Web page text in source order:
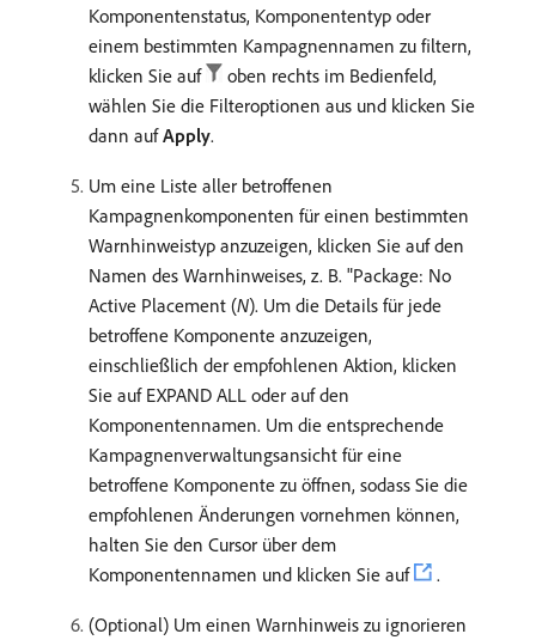
Komponentenstatus, Komponententyp oder
einem bestimmten Kampagnennamen zu filtern,
klicken Sie auf
oben rechts im Bedienfeld,
wählen Sie die Filteroptionen aus und klicken Sie
dann aufApply.
Um eine Liste aller betroffenen
Kampagnenkomponenten für einen bestimmten
Warnhinweistyp anzuzeigen, klicken Sie auf den
Namen des Warnhinweises, z. B. "Package: No
Active Placement (N). Um die Details für jede
betroffene Komponente anzuzeigen,
einschließlich der empfohlenen Aktion, klicken
Sie auf EXPAND ALL oder auf den
Komponentennamen. Um die entsprechende
Kampagnenverwaltungsansicht für eine
betroffene Komponente zu öffnen, sodass Sie die
empfohlenen Änderungen vornehmen können,
halten Sie den Cursor über dem
Komponentennamen und klicken Sie auf
.
(Optional) Um einen Warnhinweis zu ignorieren